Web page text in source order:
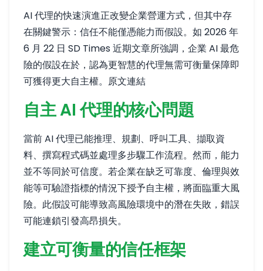
AI 代理的快速演進正改變企業營運方式，但其中存
在關鍵警示：信任不能僅憑能力而假設。如 2026 年
6 月 22 日 SD Times 近期文章所強調，企業 AI 最危
險的假設在於，認為更智慧的代理無需可衡量保障即
可獲得更大自主權。 原文連結
自主 AI 代理的核心問題
當前 AI 代理已能推理、規劃、呼叫工具、擷取資
料、撰寫程式碼並處理多步驟工作流程。然而，能力
並不等同於可信度。若企業在缺乏可靠度、倫理與效
能等可驗證指標的情況下授予自主權，將面臨重大風
險。此假設可能導致高風險環境中的潛在失敗，錯誤
可能連鎖引發高昂損失。
建立可衡量的信任框架